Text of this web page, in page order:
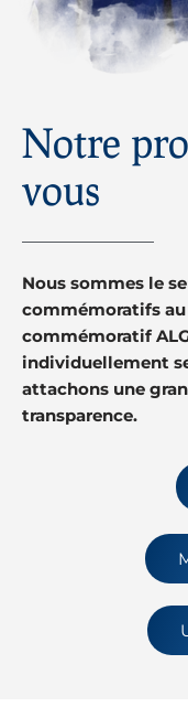
Notre
vous
Nous sommes le
commémoratifs
commémoratif
individuellement
attachons une
transparence.